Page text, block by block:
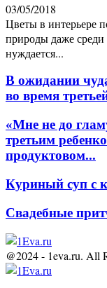
03/05/2018
Цветы в интерьере
природы даже
нуждается...
В ожидании
во время
«Мне не до
третьим
продуктовом...
Куриный суп с
Свадебные
@2024 - 1eva.ru. All